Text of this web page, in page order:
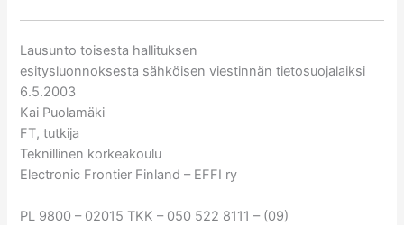
Lausunto toisesta hallituksen
esitysluonnoksesta sähköisen viestinnän tietosuojalaiksi
6.5.2003
Kai Puolamäki
FT, tutkija
Teknillinen korkeakoulu
Electronic Frontier Finland – EFFI ry
PL 9800 – 02015 TKK – 050 522 8111 – (09)